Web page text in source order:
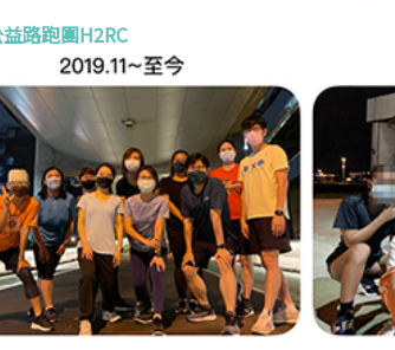
路跑團H2RC